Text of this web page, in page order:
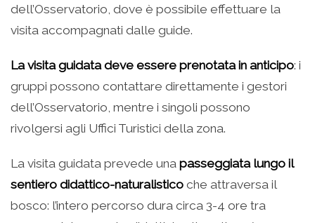
dell’Osservatorio, dove è possibile effettuare la
visita accompagnati dalle guide.
La visita guidata deve essere prenotata in anticipo: i
gruppi possono contattare direttamente i gestori
dell’Osservatorio, mentre i singoli possono
rivolgersi agli Uffici Turistici della zona.
La visita guidata prevede una passeggiata lungo il
sentiero didattico-naturalistico che attraversa il
bosco: l’intero percorso dura circa 3-4 ore tra